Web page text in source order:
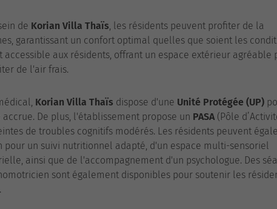
de Korian Villa Thaïs, les résidents peuvent profiter de la
garantissant un confort optimal quelles que soient les
accessible aux résidents, offrant un espace extérieur agréable
de l'air frais.
Korian Villa Thaïs dispose d'une Unité Protégée (UP)
De plus, l'établissement propose un PASA(Pôle
de troubles cognitifs modérés. Les résidents peuvent
pour un suivi nutritionnel adapté, d'un espace multi-sensoriel
ainsi que de l'accompagnement d'un psychologue. Des
sont également disponibles pour soutenir les